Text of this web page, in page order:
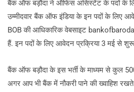
बैंक ऑफ बड़ौदा ने ऑफिस असिस्टेंट के पदों के
उम्मीदवार बैंक ऑफ इंडिया के इन पदों के लिए
BOB की आधिकारिक वेबसाइट
हैं. इन पदों के लिए आवेदन प्रक्रिया 3 मई से शुरू
बैंक ऑफ बड़ौदा के इस भर्ती के माध्यम से कुल 500
अगर आप भी बैंक में नौकरी पाने की ख्वाहिश